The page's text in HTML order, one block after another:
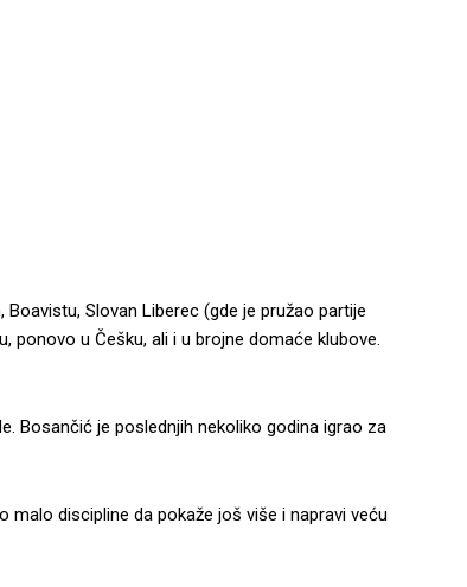
Slovan Liberec (gde je pružao partije
ponovo u Češku, ali i u brojne domaće klubove.
Bosančić je poslednjih nekoliko godina igrao za
malo discipline da pokaže još više i napravi veću